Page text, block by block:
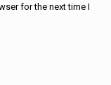
for the next time I